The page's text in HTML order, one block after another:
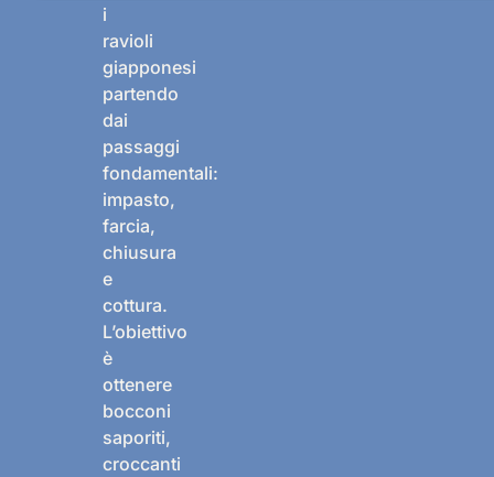
i
ravioli
giapponesi
partendo
dai
passaggi
fondamentali:
impasto,
farcia,
chiusura
e
cottura.
L’obiettivo
è
ottenere
bocconi
saporiti,
croccanti